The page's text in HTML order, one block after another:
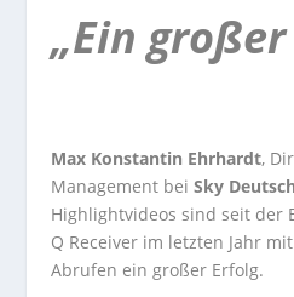
„Ein
Max Konstantin Ehrhardt,
Management beiSky
Highlightvideos sind seit der
Q Receiver im letzten Jahr
Abrufen ein großer Erfolg.